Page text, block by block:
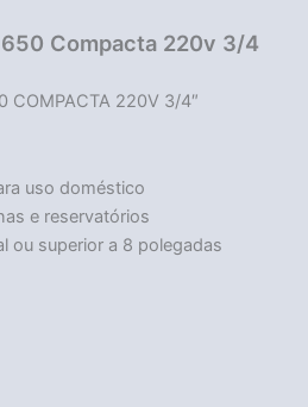
Compacta 220v 3/4
COMPACTA 220V 3/4″
uso doméstico
e reservatórios
ou superior a 8 polegadas